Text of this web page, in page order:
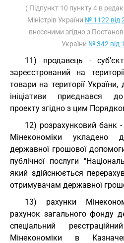
( Підпункт 10 пункту 4 в
Міністрів України № 1122 від
внесеними згідно з
України № 342 від
11) продавець -
зареєстрований на
товари на території України,
ініціативи приєднався
проекту згідно з цим
12) розрахунковий банк
Мінекономіки укладено
державної грошової
публічної послуги
який здійснюється
отримувачам державної
13) рахунки
рахунок загального фонду
спеціальний
Мінекономіки в